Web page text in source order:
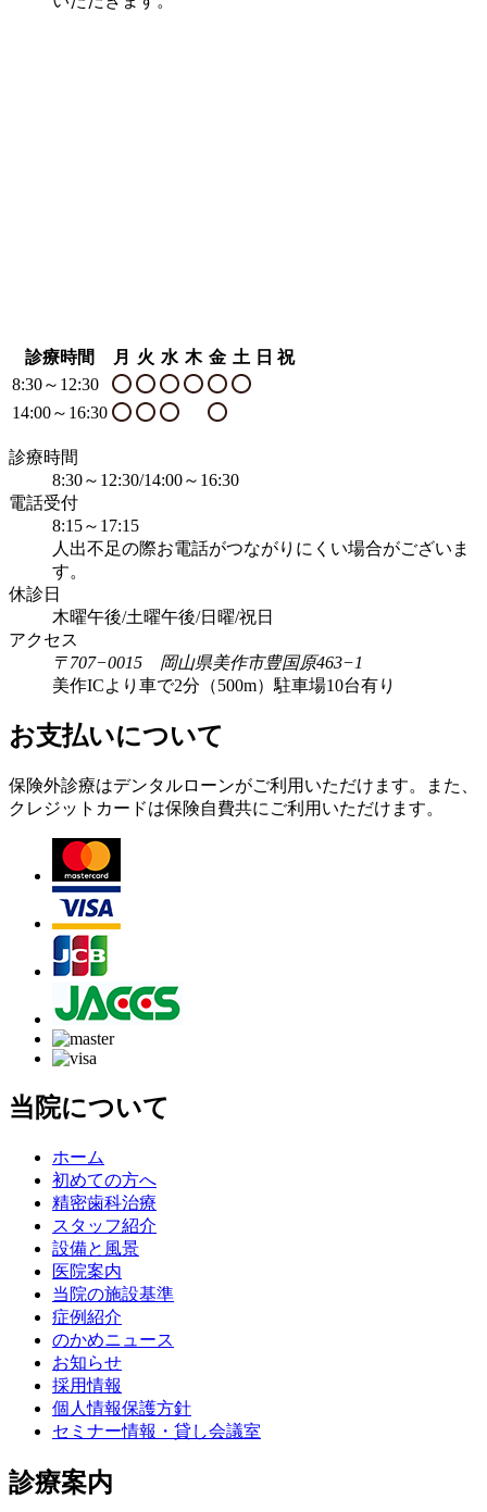
診療時間 月 火 水 木 金 土 日 祝
8:30～12:30
14:00～16:30
診療時間
8:30～12:30/14:00～16:30
電話受付
8:15～17:15
人出不足の際お電話がつながりにくい場合がございま
す。
休診日
木曜午後/土曜午後/日曜/祝日
アクセス
〒707−0015 岡山県美作市豊国原463−1
美作ICより車で2分（500m）駐車場10台有り
お支払いについて
保険外診療はデンタルローンがご利用いただけます。また、
クレジットカードは保険自費共にご利用いただけます。
当院について
ホーム
初めての方へ
精密歯科治療
スタッフ紹介
設備と風景
医院案内
当院の施設基準
症例紹介
のかめニュース
お知らせ
採用情報
個人情報保護方針
セミナー情報・貸し会議室
診療案内